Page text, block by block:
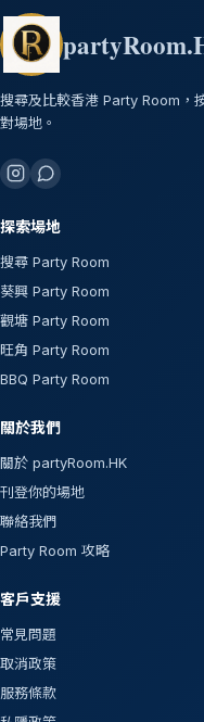
搜尋及比較香港 Party Room，
對場地。
探索場地
搜尋 Party Room
葵興 Party Room
觀塘 Party Room
旺角 Party Room
BBQ Party Room
關於我們
關於 partyRoom.HK
刊登你的場地
聯絡我們
Party Room 攻略
客戶支援
常見問題
取消政策
服務條款